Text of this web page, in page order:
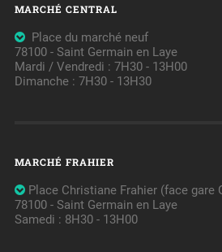
MARCHÉ CENTRAL
Place du marché neuf
78100 - Saint Germain en Laye
Mardi / Vendredi : 7H30 - 13H00
Dimanche : 7H30 - 13H30
MARCHÉ FRAHIER
Place Christiane Frahier (face gare
78100 - Saint Germain en Laye
Samedi : 8H30 - 13H00